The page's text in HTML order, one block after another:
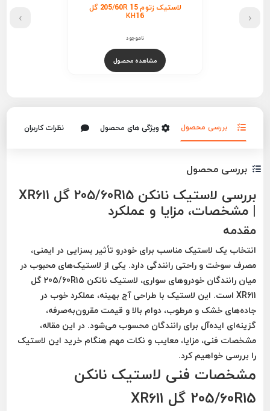
لاستیک زتوم 205/60R 15 گل
KH16
ناموجود
مشاهده محصول
‹
›
بررسی محصول ویژگی های محصول نظرات کاربران
بررسی محصول
بررسی لاستیک نانکن 205/60R15 گل XR611
| مشخصات، مزایا و عملکرد
مقدمه
انتخاب یک لاستیک مناسب برای خودرو تأثیر بسزایی در ایمنی،
مصرف سوخت و راحتی رانندگی دارد. یکی از لاستیک‌های محبوب در
میان رانندگان خودروهای سواری،
لاستیک نانکن 205/60R15 گل
XR611 است. این لاستیک با طراحی آج بهینه، عملکرد خوب در
جاده‌های خشک و مرطوب، دوام بالا و قیمت مقرون‌به‌صرفه،
گزینه‌ای ایده‌آل برای رانندگان محسوب می‌شود. در این مقاله،
مشخصات فنی، مزایا، معایب و نکات مهم هنگام خرید این لاستیک
را بررسی خواهیم کرد.
مشخصات فنی لاستیک نانکن
205/60R15 گل XR611